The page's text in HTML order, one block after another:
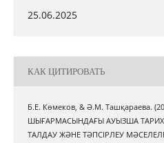
25.06.2025
КАК ЦИТИРОВАТЬ
Б.Е. Көмеков, & Ә.М. Ташқараева.
ШЫҒАРМАСЫНДАҒЫ АУЫЗША ТАРИХ
ТАЛДАУ ЖӘНЕ ТӘПСІРЛЕУ